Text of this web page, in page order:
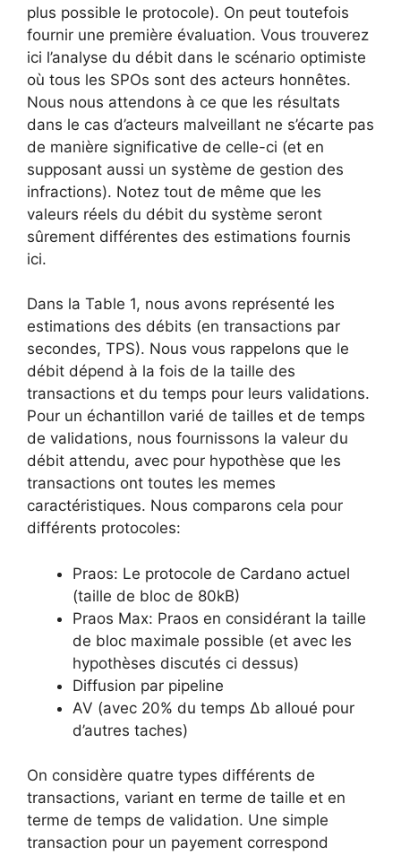
plus possible le protocole). On peut toutefois
fournir une première évaluation. Vous trouverez
ici l’analyse du débit dans le scénario optimiste
où tous les SPOs sont des acteurs honnêtes.
Nous nous attendons à ce que les résultats
dans le cas d’acteurs malveillant ne s’écarte pas
de manière significative de celle-ci (et en
supposant aussi un système de gestion des
infractions). Notez tout de même que les
valeurs réels du débit du système seront
sûrement différentes des estimations fournis
ici.
Dans la Table 1, nous avons représenté les
estimations des débits (en transactions par
secondes, TPS). Nous vous rappelons que le
débit dépend à la fois de la taille des
transactions et du temps pour leurs validations.
Pour un échantillon varié de tailles et de temps
de validations, nous fournissons la valeur du
débit attendu, avec pour hypothèse que les
transactions ont toutes les memes
caractéristiques. Nous comparons cela pour
différents protocoles:
Praos: Le protocole de Cardano actuel
(taille de bloc de 80kB)
Praos Max: Praos en considérant la taille
de bloc maximale possible (et avec les
hypothèses discutés ci dessus)
Diffusion par pipeline
AV (avec 20% du temps Δb alloué pour
d’autres taches)
On considère quatre types différents de
transactions, variant en terme de taille et en
terme de temps de validation. Une simple
transaction pour un payement correspond